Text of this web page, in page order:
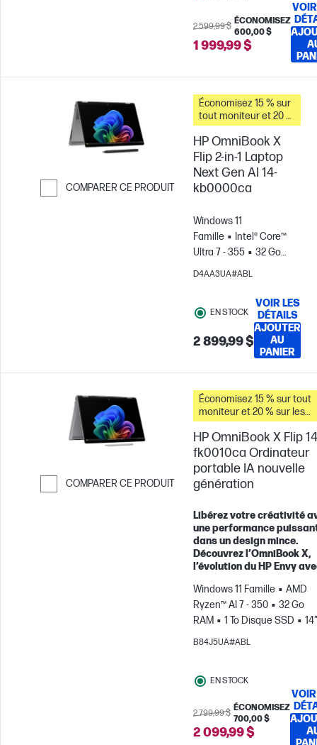
2 599,99 $
ÉCONOMISEZ
600,00 $
1 999,99 $
COMPARER CE PRODUIT
Économisez 15 % sur
tout moniteur et 20 %
sur les accessoires
pour PC lorsque vous
achetez ce PC.
HP OmniBook X
Flip 2-in-1 Laptop
Next Gen AI 14-
kb0000ca
Windows 11
Famille
Intel® Core™
Ultra 7 - 355
32 Go
RAM
1 To Disque
Écran tactile, , 0.2MS
Temps de
Carte
graphique Intel®
D4AA3UA#ABL
EN STOCK
2 899,99 $
VOIR LES
DÉTAILS
AJOUTER
AU
PANIER
COMPARER CE PRODUIT
Économisez 15 % sur tout
moniteur et 20 % sur les
accessoires pour PC
vous achetez ce PC.
HP OmniBook X Flip
fk0010ca Ordinateur
portable IA nouvelle
génération
Libérez votre créativité
une performance
dans un design mince.
Découvrez l’OmniBook X,
l’évolution du HP Envy
Windows 11 Famille
AMD
Ryzen™ AI 7 - 350
32 Go
RAM
1 To Disque SSD
OLED Écran tactile, 120Hz,
B84J5UA#ABL
EN STOCK
2 799,99 $
ÉCONOMISEZ
700,00 $
2 099,99 $